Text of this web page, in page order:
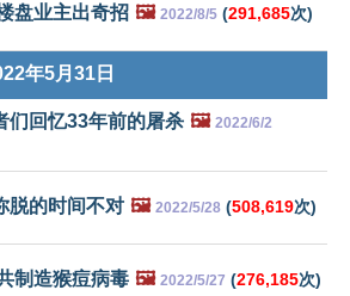
盘业主出奇招 🖼️ 2022/8/5 (291,685次)
年5月31日
们回忆33年前的屠杀 🖼️ 2022/6/2
脱的时间不对 🖼️ 2022/5/28 (508,619次)
制造猴痘病毒 🖼️ 2022/5/27 (276,185次)